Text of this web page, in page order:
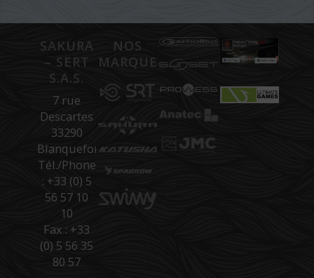
SAKURA
– SERT
S.A.S.
7 rue
Descartes
33290
Blanquefort
Tél./Phone
: +33 (0) 5
56 57 10
10
Fax : +33
(0) 5 56 35
80 57
NOS
MARQUES